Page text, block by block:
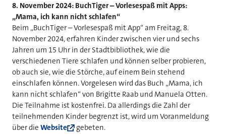
8. November 2024: BuchTiger – Vorlesespaß mit Apps:
„Mama, ich kann nicht schlafen“
Beim „BuchTiger – Vorlesespaß mit App“ am Freitag, 8.
November 2024, erfahren Kinder zwischen vier und sechs
Jahren um 15 Uhr in der Stadtbibliothek, wie die
verschiedenen Tiere schlafen und können selber probieren,
ob auch sie, wie die Störche, auf einem Bein stehend
einschlafen können. Vorgelesen wird das Buch „Mama, ich
kann nicht schlafen“ von Brigitte Raab und Manuela Otten.
Die Teilnahme ist kostenfrei. Da allerdings die Zahl der
teilnehmenden Kinder begrenzt ist, wird um Voranmeldung
über die Website gebeten.